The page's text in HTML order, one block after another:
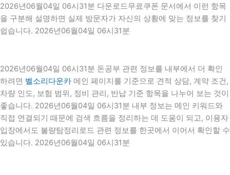
2026년06월04일 06시31분 다운로드무료쿠폰 문서에서 이런 항목
을 구분해 설명하면 실제 방문자가 자신의 상황에 맞는 정보를 찾기
쉽습니다. 2026년06월04일 06시31분
2026년06월04일 06시31분 돈공부 관련 정보를 내부에서 더 확인
하려면 벨소리다운카 메인 페이지를 기준으로 견적 상담, 계약 조건,
차량 인도, 보험 범위, 정비 관리, 반납 기준 항목을 나누어 보는 것이
좋습니다. 2026년06월04일 06시31분 내부 정보는 메인 키워드와
직접 연결되기 때문에 검색 흐름을 정리하는 데 도움이 되고, 이용자
입장에서도 불량탐정리로드 관련 정보를 한곳에서 이어서 확인할 수
있습니다. 2026년06월04일 06시31분